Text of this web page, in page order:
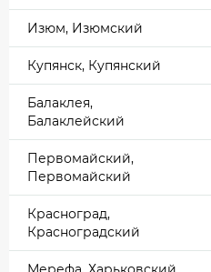
Изюм, Изюмский
Купянск, Купянский
Балаклея,
Балаклейский
Первомайский,
Первомайский
Красноград,
Красноградский